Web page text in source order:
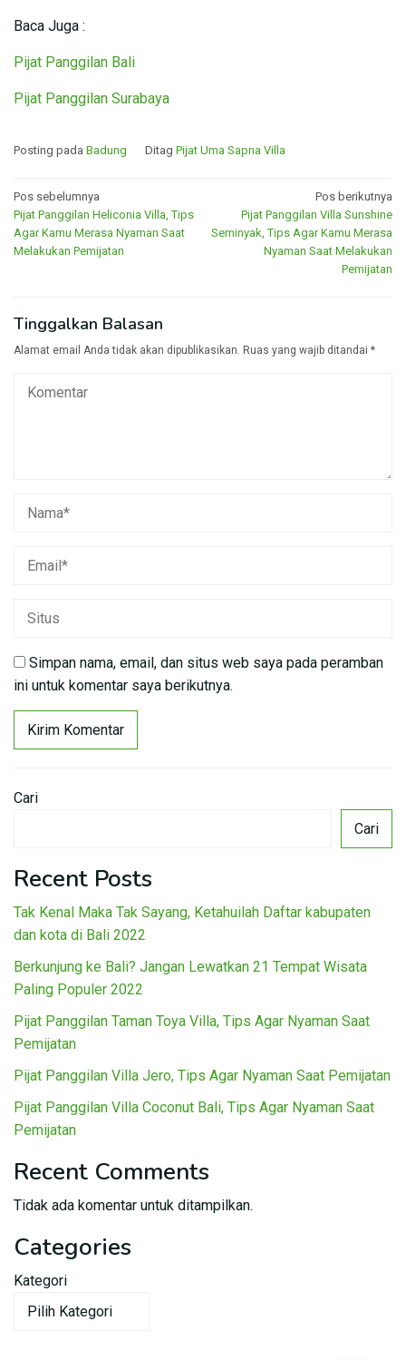
Baca Juga :
Pijat Panggilan Bali
Pijat Panggilan Surabaya
Posting pada Badung Ditag Pijat Uma Sapna Villa
Navigasi
pos
Pos sebelumnya
Pijat Panggilan Heliconia Villa, Tips
Agar Kamu Merasa Nyaman Saat
Melakukan Pemijatan
Pos berikutnya
Pijat Panggilan Villa Sunshine
Seminyak, Tips Agar Kamu Merasa
Nyaman Saat Melakukan
Pemijatan
Tinggalkan Balasan
Alamat email Anda tidak akan dipublikasikan. Ruas yang wajib ditandai *
Simpan nama, email, dan situs web saya pada peramban
ini untuk komentar saya berikutnya.
Cari
Cari
Recent Posts
Tak Kenal Maka Tak Sayang, Ketahuilah Daftar kabupaten
dan kota di Bali 2022
Berkunjung ke Bali? Jangan Lewatkan 21 Tempat Wisata
Paling Populer 2022
Pijat Panggilan Taman Toya Villa, Tips Agar Nyaman Saat
Pemijatan
Pijat Panggilan Villa Jero, Tips Agar Nyaman Saat Pemijatan
Pijat Panggilan Villa Coconut Bali, Tips Agar Nyaman Saat
Pemijatan
Recent Comments
Tidak ada komentar untuk ditampilkan.
Categories
Kategori